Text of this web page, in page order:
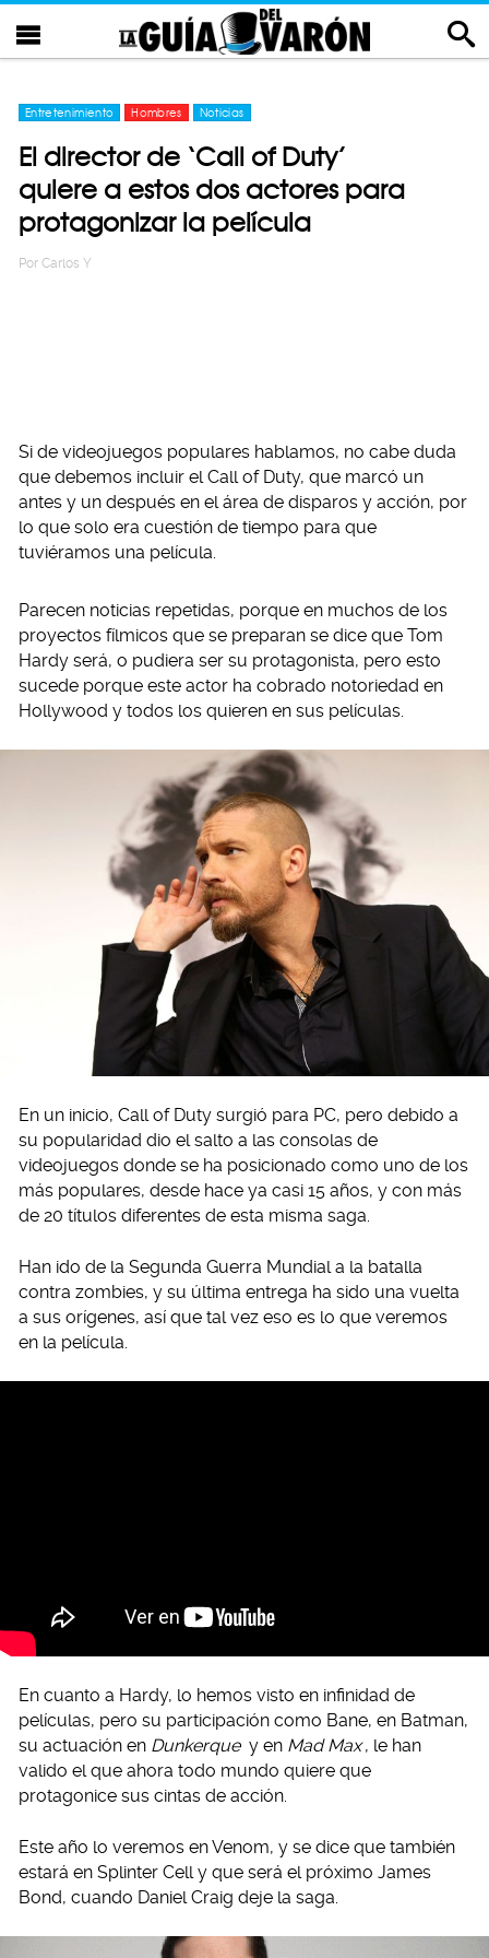
Entretenimiento Hombres Noticias
El director de ‘Call of Duty’
quiere a estos dos actores para
protagonizar la película
Por Carlos Y
Si de videojuegos populares hablamos, no cabe duda
que debemos incluir el Call of Duty, que marcó un
antes y un después en el área de disparos y acción, por
lo que solo era cuestión de tiempo para que
tuviéramos una película.
Parecen noticias repetidas, porque en muchos de los
proyectos fílmicos que se preparan se dice que Tom
Hardy será, o pudiera ser su protagonista, pero esto
sucede porque este actor ha cobrado notoriedad en
Hollywood y todos los quieren en sus películas.
En un inicio, Call of Duty surgió para PC, pero debido a
su popularidad dio el salto a las consolas de
videojuegos donde se ha posicionado como uno de los
más populares, desde hace ya casi 15 años, y con más
de 20 títulos diferentes de esta misma saga.
Han ido de la Segunda Guerra Mundial a la batalla
contra zombies, y su última entrega ha sido una vuelta
a sus orígenes, así que tal vez eso es lo que veremos
en la película.
En cuanto a Hardy, lo hemos visto en infinidad de
películas, pero su participación como Bane, en Batman,
su actuación en Dunkerque y en Mad Max , le han
valido el que ahora todo mundo quiere que
protagonice sus cintas de acción.
Este año lo veremos en Venom, y se dice que también
estará en Splinter Cell y que será el próximo James
Bond, cuando Daniel Craig deje la saga.